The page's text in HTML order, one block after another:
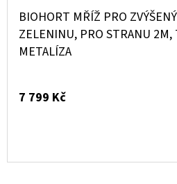
BIOHORT MŘÍŽ PRO
ZELENINU, PRO STRANU 2M,
METALÍZA
7 799 Kč